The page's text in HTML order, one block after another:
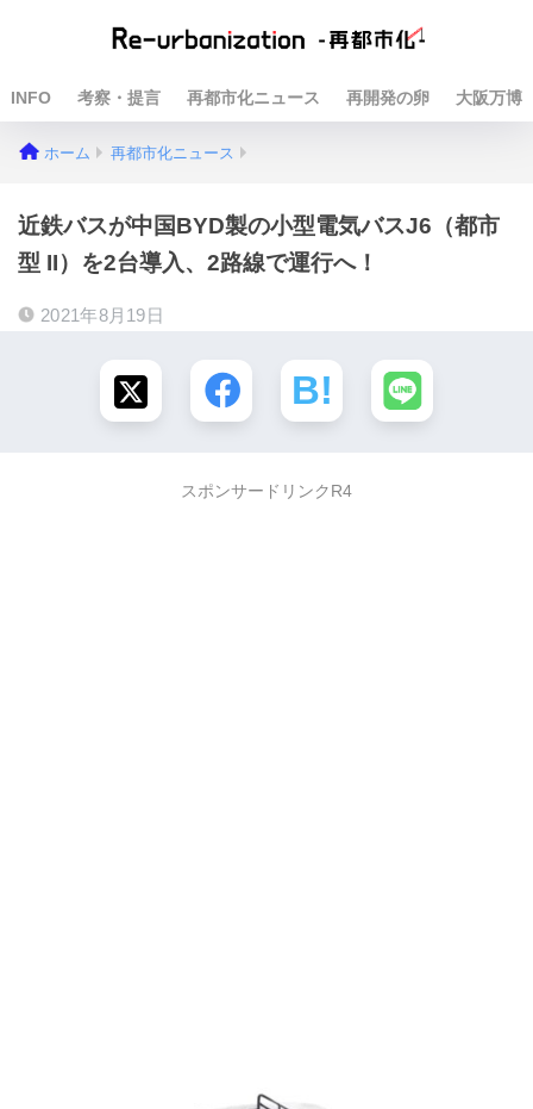
INFO 考察・提言 再都市化ニュース 再開発の卵 大阪万博
ホーム 再都市化ニュース
近鉄バスが中国BYD製の小型電気バスJ6（都市
型 II）を2台導入、2路線で運行へ！
2021年8月19日
スポンサードリンクR4